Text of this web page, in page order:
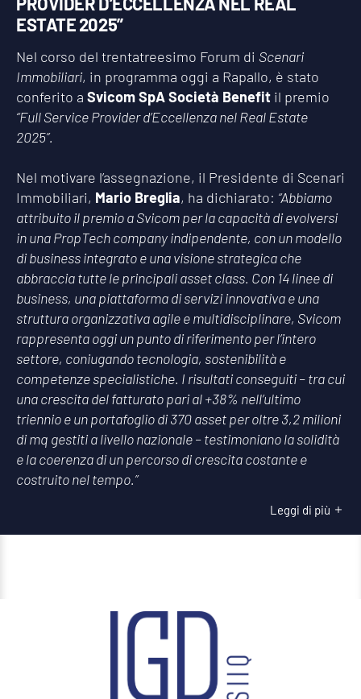
ESTATE 2025”
Nel corso del trentatreesimo Forum di Scenari
Immobiliari, in programma oggi a Rapallo, è stato
conferito a Svicom SpA Società Benefit il premio
“Full Service Provider d’Eccellenza nel Real Estate
2025”.
Nel motivare l’assegnazione, il Presidente di Scenari
Immobiliari, Mario Breglia, ha dichiarato: “Abbiamo
attribuito il premio a Svicom per la capacità di evolversi
in una PropTech company indipendente, con un modello
di business integrato e una visione strategica che
abbraccia tutte le principali asset class. Con 14 linee di
business, una piattaforma di servizi innovativa e una
struttura organizzativa agile e multidisciplinare, Svicom
rappresenta oggi un punto di riferimento per l’intero
settore, coniugando tecnologia, sostenibilità e
competenze specialistiche. I risultati conseguiti – tra cui
una crescita del fatturato pari al +38% nell’ultimo
triennio e un portafoglio di 370 asset per oltre 3,2 milioni
di mq gestiti a livello nazionale – testimoniano la solidità
e la coerenza di un percorso di crescita costante e
costruito nel tempo.”
Leggi di più